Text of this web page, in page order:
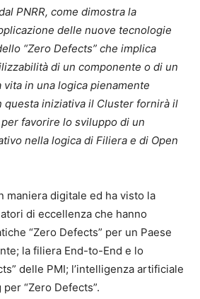
PNRR, come dimostra la
delle nuove tecnologie
“Zero Defects” che implica
di un componente o di un
in una logica pienamente
questa iniziativa il Cluster fornirà il
favorire lo sviluppo di un
nella logica di Filiera e di Open
maniera digitale ed ha visto la
di eccellenza che hanno
“Zero Defects” per un Paese
la filiera End-to-End e lo
delle PMI; l’intelligenza artificiale
“Zero Defects”.